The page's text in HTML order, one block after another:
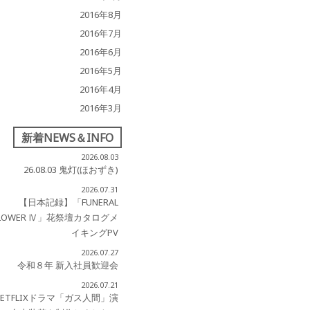
2016年8月
2016年7月
2016年6月
2016年5月
2016年4月
2016年3月
新着NEWS＆INFO
2026.08.03
26.08.03 鬼灯(ほおずき)
2026.07.31
【日本記録】「FUNERAL
Ⅳ」花祭壇カタログメ
イキングPV
2026.07.27
令和８年 新入社員歓迎会
2026.07.21
ドラマ「ガス人間」演